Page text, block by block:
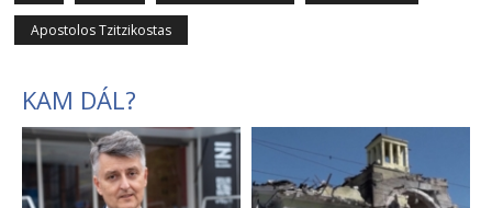
Apostolos Tzitzikostas
KAM DÁL?